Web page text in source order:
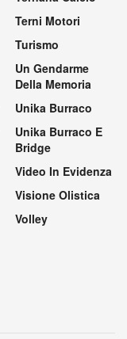
Terni Motori
Turismo
Un Gendarme
Della Memoria
Unika Burraco
Unika Burraco E
Bridge
Video In Evidenza
Visione Olistica
Volley